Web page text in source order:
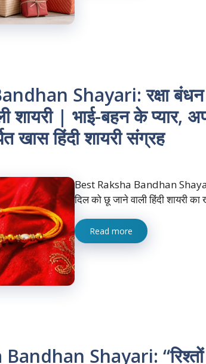
Shayari: रक्षा
शायरी | भाई-बहन के प्यार,
खास हिंदी शायरी संग्रह
Best Raksha Bandhan
दिल को छू जाने वाली हिंदी शायरी
Read more
Shayari: “रिश्तों